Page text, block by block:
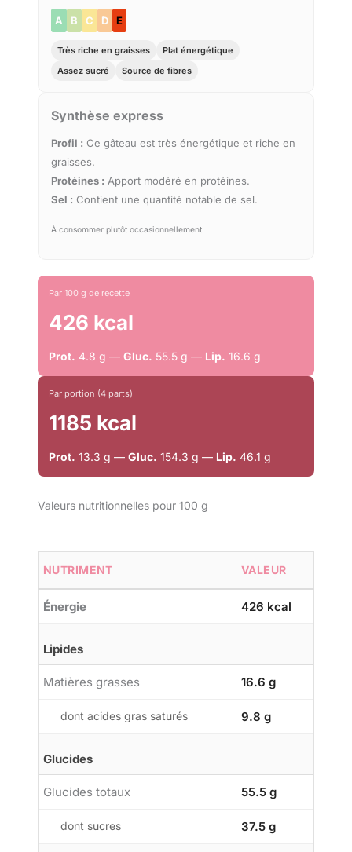
A B C D E
Très riche en graisses
Plat énergétique
Assez sucré
Source de fibres
Synthèse express
Profil : Ce gâteau est très énergétique et riche en
graisses.
Protéines : Apport modéré en protéines.
Sel : Contient une quantité notable de sel.
À consommer plutôt occasionnellement.
Par 100 g de recette
426 kcal
Prot. 4.8 g — Gluc. 55.5 g — Lip. 16.6 g
Par portion (4 parts)
1185 kcal
Prot. 13.3 g — Gluc. 154.3 g — Lip. 46.1 g
Valeurs nutritionnelles pour 100 g
NUTRIMENT VALEUR
Énergie 426 kcal
Lipides
Matières grasses 16.6 g
dont acides gras saturés 9.8 g
Glucides
Glucides totaux 55.5 g
dont sucres 37.5 g